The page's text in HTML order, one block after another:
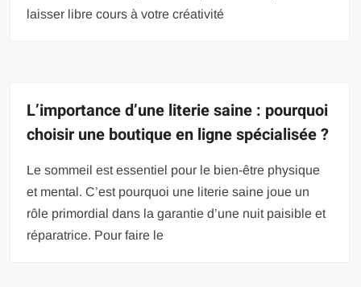
laisser libre cours à votre créativité
L’importance d’une literie saine : pourquoi
choisir une boutique en ligne spécialisée ?
Le sommeil est essentiel pour le bien-être physique
et mental. C’est pourquoi une literie saine joue un
rôle primordial dans la garantie d’une nuit paisible et
réparatrice. Pour faire le